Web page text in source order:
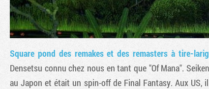
Square pond des remakes et des remasters ​à tire-
Densetsu connu chez nous en tant que "Of Mana".
au Japon et était un spin-off de Final Fantasy. Aux